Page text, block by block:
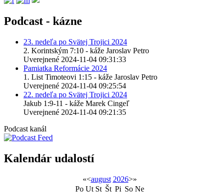
Podcast - kázne
23. nedeľa po Svätej Trojici 2024
2. Korintským 7:10 - káže Jaroslav Petro
Uverejnené 2024-11-04 09:31:33
Pamiatka Reformácie 2024
1. List Timoteovi 1:15 - káže Jaroslav Petro
Uverejnené 2024-11-04 09:25:54
22. nedeľa po Svätej Trojici 2024
Jakub 1:9-11 - káže Marek Cingeľ
Uverejnené 2024-11-04 09:21:35
Podcast kanál
Kalendár udalostí
«<august 2026>»
Po Ut St Št Pi So Ne